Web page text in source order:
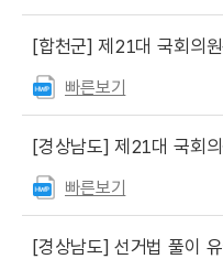
[합천군] 제21대 국회의
빠른보기
[경상남도] 제21대 국회의원선거 및
빠른보기
[경상남도] 선거법 풀이 유권자 참